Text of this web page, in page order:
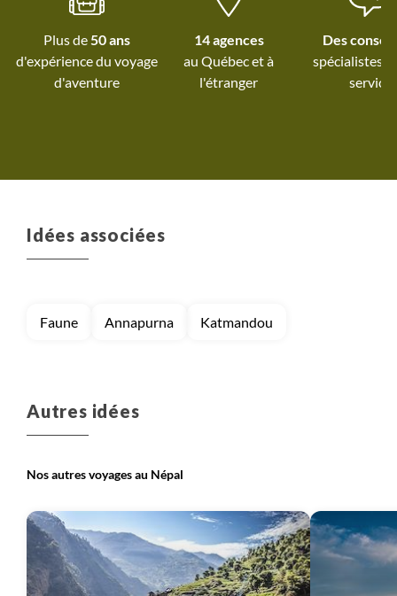
Plus de 50 ans
d'expérience du voyage
d'aventure
14 agences
au Québec età
l'étranger
Des
spécialistes
service
Idées associées
Faune Annapurna Katmandou
Autres idées
Nos autres voyages au Népal